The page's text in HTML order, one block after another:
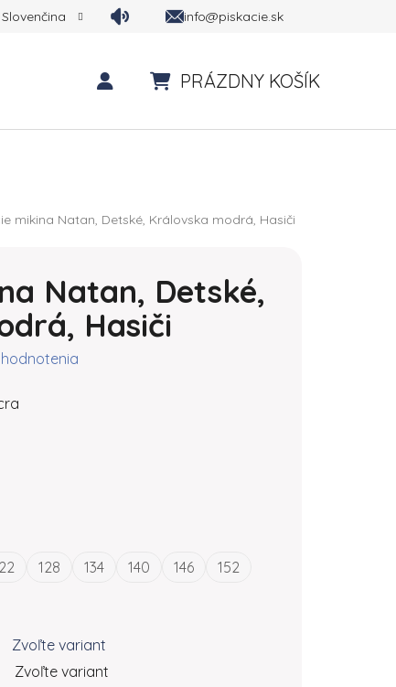
Slovenčina info@piskacie.sk
PRÁZDNY KOŠÍK
mikina Natan, Detské, Královska modrá, Hasiči
Natan, Detské,
Hasiči
je 0,0 z 5 hviezdičiek.
128 134 140 146
152
Zvoľte variant
Zvoľte variant